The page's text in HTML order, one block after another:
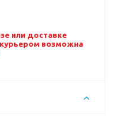
или доставке
возможна